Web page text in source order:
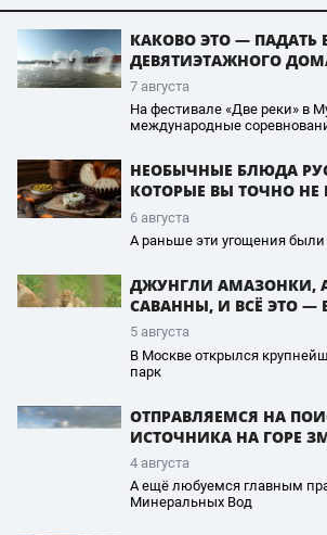
КАКОВО ЭТО — ПАДАТЬ
ДЕВЯТИЭТАЖНОГО
7 августа
На фестивале «Две реки» в
международные
НЕОБЫЧНЫЕ БЛЮДА
КОТОРЫЕ ВЫ ТОЧНО НЕ
6 августа
А раньше эти угощения
ДЖУНГЛИ АМАЗОНКИ,
САВАННЫ, И ВСЁ ЭТО —
5 августа
В Москве открылся
парк
ОТПРАВЛЯЕМСЯ НА
ИСТОЧНИКА НА ГОРЕ
4 августа
А ещё любуемся главным
Минеральных Вод